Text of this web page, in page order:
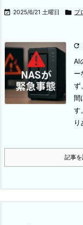
 2025/6/21 土曜日  プ

AI
ー
ず
間
す。
記事